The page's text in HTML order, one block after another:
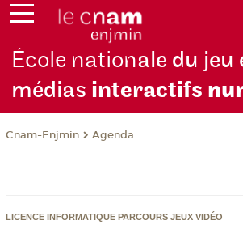
École nationale du jeu
médias interactifs
Cnam-Enjmin Agenda
LICENCE INFORMATIQUE PARCOURS JEUX VIDÉO